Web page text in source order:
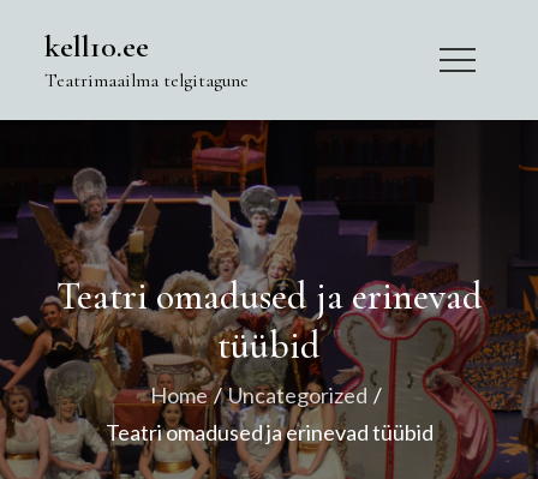
content
kell10.ee
Teatrimaailma telgitagune
Teatri omadused ja erinevad
tüübid
Home
Uncategorized
Teatri omadused ja erinevad tüübid